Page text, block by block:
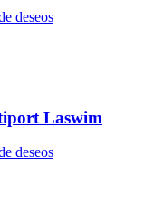
deseos
Laswim
deseos